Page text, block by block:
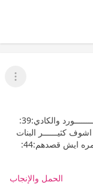
عرض
الســــــــــــلام عليكم صبـــــــــــااااااااااااح الـــــــــــــورد والكادي:39:
اشوف كثيــــــر البنات
اللي يسون تحليل حمل يقولون يطلع خط خفيف مره ايش قصدهم:44:
الحمل والإنجاب